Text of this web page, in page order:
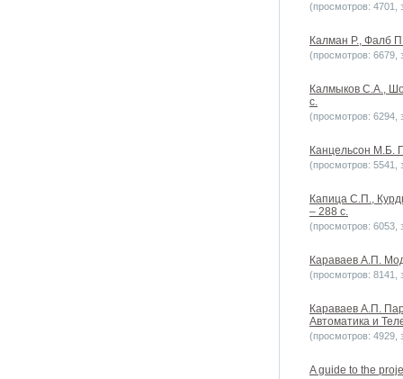
(просмотров: 4701,
Калман Р., Фалб
(просмотров: 6679,
Калмыков С.А.,
с.
(просмотров: 6294,
Канцельсон М.Б.
(просмотров: 5541,
Капица С.П.,
– 288 с.
(просмотров: 6053,
Караваев А.П.
(просмотров: 8141,
Караваев А.П.
Автоматика и
(просмотров: 4929,
A guide to the